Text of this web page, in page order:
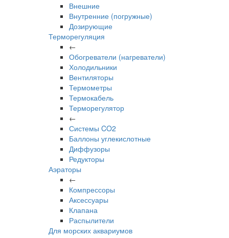
Внешние
Внутренние (погружные)
Дозирующие
Терморегуляция
←
Обогреватели (нагреватели)
Холодильники
Вентиляторы
Термометры
Термокабель
Терморегулятор
←
Системы CO2
Баллоны углекислотные
Диффузоры
Редукторы
Аэраторы
←
Компрессоры
Аксессуары
Клапана
Распылители
Для морских аквариумов